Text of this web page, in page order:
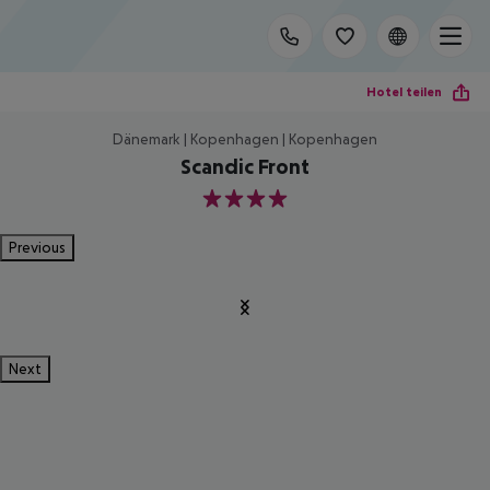
Hotel teilen
Dänemark | Kopenhagen | Kopenhagen
Scandic Front
4
Previous
Next